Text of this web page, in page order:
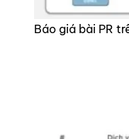
Báo giá bài PR